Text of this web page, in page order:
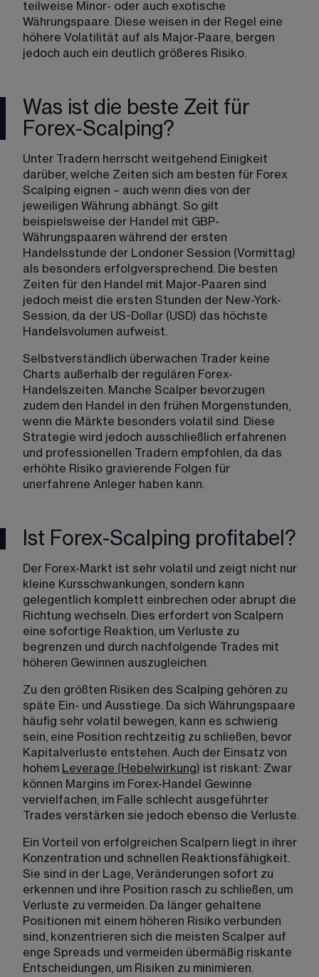
teilweise Minor- oder auch exotische
Währungspaare. Diese weisen in der Regel eine
höhere Volatilität auf als Major-Paare, bergen
jedoch auch ein deutlich größeres Risiko.
Was ist die beste Zeit für
Forex-Scalping?
Unter Tradern herrscht weitgehend Einigkeit
darüber, welche Zeiten sich am besten für Forex
Scalping eignen – auch wenn dies von der
jeweiligen Währung abhängt. So gilt
beispielsweise der Handel mit GBP-
Währungspaaren während der ersten
Handelsstunde der Londoner Session (Vormittag)
als besonders erfolgversprechend. Die besten
Zeiten für den Handel mit Major-Paaren sind
jedoch meist die ersten Stunden der New-York-
Session, da der US-Dollar (USD) das höchste
Handelsvolumen aufweist.
Selbstverständlich überwachen Trader keine
Charts außerhalb der regulären Forex-
Handelszeiten. Manche Scalper bevorzugen
zudem den Handel in den frühen Morgenstunden,
wenn die Märkte besonders volatil sind. Diese
Strategie wird jedoch ausschließlich erfahrenen
und professionellen Tradern empfohlen, da das
erhöhte Risiko gravierende Folgen für
unerfahrene Anleger haben kann.
Ist Forex-Scalping profitabel?
Der Forex-Markt ist sehr volatil und zeigt nicht nur
kleine Kursschwankungen, sondern kann
gelegentlich komplett einbrechen oder abrupt die
Richtung wechseln. Dies erfordert von Scalpern
eine sofortige Reaktion, um Verluste zu
begrenzen und durch nachfolgende Trades mit
höheren Gewinnen auszugleichen.
Zu den größten Risiken des Scalping gehören zu
späte Ein- und Ausstiege. Da sich Währungspaare
häufig sehr volatil bewegen, kann es schwierig
sein, eine Position rechtzeitig zu schließen, bevor
Kapitalverluste entstehen. Auch der Einsatz von
hohem Leverage (Hebelwirkung) ist riskant: Zwar
können Margins im Forex-Handel Gewinne
vervielfachen, im Falle schlecht ausgeführter
Trades verstärken sie jedoch ebenso die Verluste.
Ein Vorteil von erfolgreichen Scalpern liegt in ihrer
Konzentration und schnellen Reaktionsfähigkeit.
Sie sind in der Lage, Veränderungen sofort zu
erkennen und ihre Position rasch zu schließen, um
Verluste zu vermeiden. Da länger gehaltene
Positionen mit einem höheren Risiko verbunden
sind, konzentrieren sich die meisten Scalper auf
enge Spreads und vermeiden übermäßig riskante
Entscheidungen, um Risiken zu minimieren.